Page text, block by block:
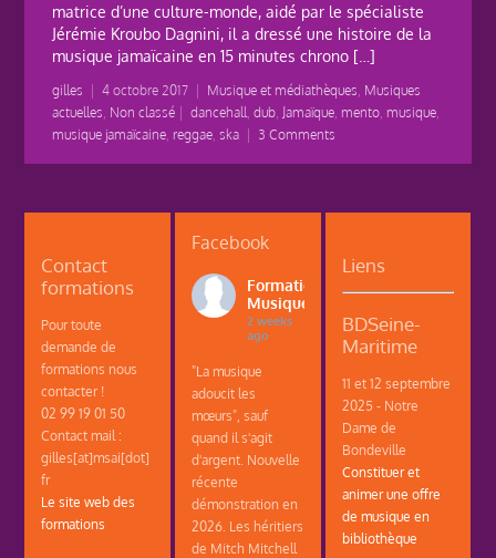
matrice d’une culture-monde, aidé par le spécialiste
Jérémie Kroubo Dagnini, il a dressé une histoire de la
musique jamaïcaine en 15 minutes chrono […]
gilles 4 octobre 2017 Musique et médiathèques Musiques
actuelles Non classé dancehall dub Jamaïque mento musique
musique jamaïcaine reggae ska 3 Comments
Contact
formations
Pour toute
demande de
formations nous
contacter !
02 99 19 01 50
Contact mail :
gilles[at]msai[dot]
fr
Le site web des
formations
Facebook
Formations
Musique
2 weeks
ago
"La musique
adoucit les
mœurs", sauf
quand il s'agit
d'argent. Nouvelle
récente
démonstration en
2026. Les héritiers
de Mitch Mitchell
Liens
BDSeine-
Maritime
11 et 12 septembre
2025 - Notre
Dame de
Bondeville
Constituer et
animer une offre
de musique en
bibliothèque